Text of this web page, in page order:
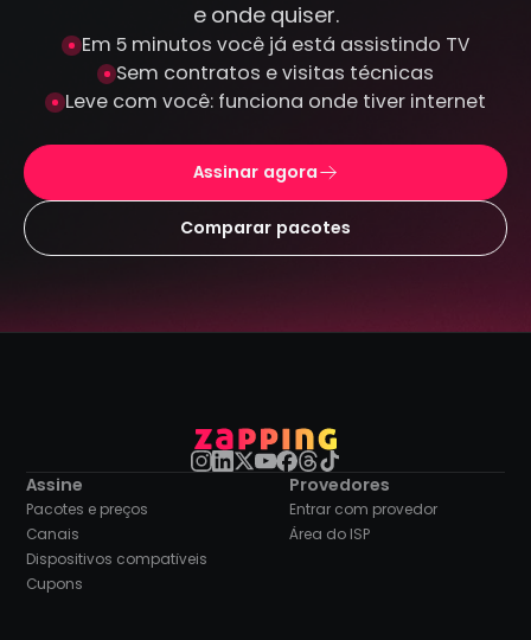
e onde quiser.
Em 5 minutos você já está assistindo TV
Sem contratos e visitas técnicas
Leve com você: funciona onde tiver internet
Assinar agora
Comparar pacotes
Assine
Pacotes e preços
Canais
Dispositivos compatíveis
Cupons
Provedores
Entrar com provedor
Área do ISP